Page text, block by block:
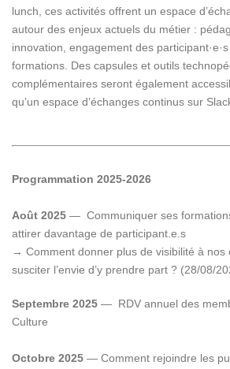
lunch, ces activités offrent un espace
autour des enjeux actuels du métier :
innovation, engagement des
formations. Des capsules et outils
complémentaires seront également
qu’un espace d’échanges continus sur
Programmation 2025-2026
Août 2025 — Communiquer ses
attirer davantage de participant.e.s
→ Comment donner plus de visibilité à nos
susciter l’envie d’y prendre part ? (28/08/
Septembre 2025 — RDV annuel des
Culture
Octobre 2025 — Comment rejoindre les